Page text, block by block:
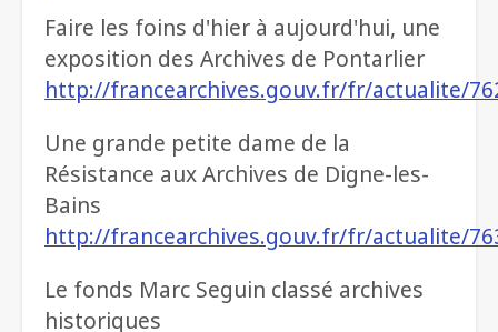
Faire les foins d'hier à aujourd'hui, une
exposition des Archives de Pontarlier
http://francearchives.gouv.fr/fr/actualite/
Une grande petite dame de la
Résistance aux Archives de Digne-les-
Bains
http://francearchives.gouv.fr/fr/actualite/
Le fonds Marc Seguin classé archives
historiques